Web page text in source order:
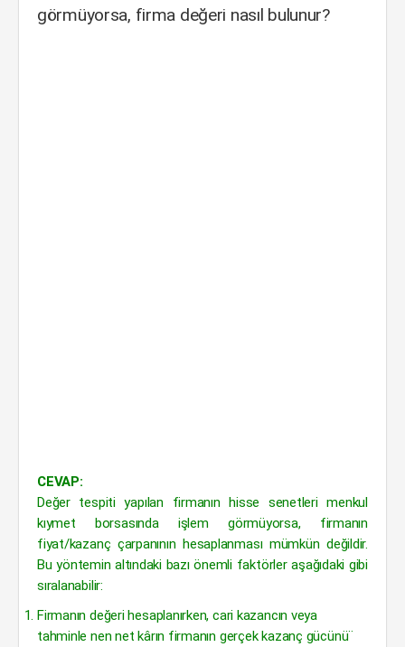
görmüyorsa, firma değeri nasıl bulunur?
CEVAP:
Değer tespiti yapılan firmanın hisse senetleri menkul
kıymet borsasında işlem görmüyorsa, firmanın
fiyat/kazanç çarpanının hesaplanması mümkün değildir.
Bu yöntemin altındaki bazı önemli faktörler aşağıdaki gibi
sıralanabilir:
Firmanın değeri hesaplanırken, cari kazancın veya
tahminle nen net kârın firmanın gerçek kazanç gücünü¨